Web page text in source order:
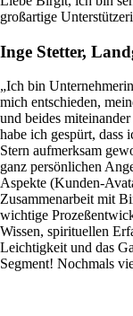
großartige
Inge Stetter,
„Ich bin
mich entschieden,
und beides
habe ich gespürt,
Stern aufmerksam
ganz persönlichen
Aspekte (Kunden-
Zusammenarbeit mit
wichtige
Wissen, spirituellen
Leichtigkeit und das
Segment! Nochmals